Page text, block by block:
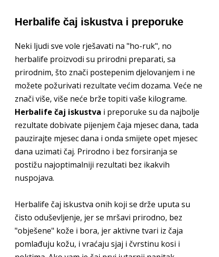
Herbalife čaj iskustva i preporuke
Neki ljudi sve vole rješavati na "ho-ruk", no
herbalife proizvodi su prirodni preparati, sa
prirodnim, što znači postepenim djelovanjem i ne
možete požurivati rezultate većim dozama. Veće ne
znači više, više neće brže topiti vaše kilograme.
Herbalife čaj iskustva i preporuke su da najbolje
rezultate dobivate pijenjem čaja mjesec dana, tada
pauzirajte mjesec dana i onda smijete opet mjesec
dana uzimati čaj. Prirodno i bez forsiranja se
postižu najoptimalniji rezultati bez ikakvih
nuspojava.
Herbalife čaj iskustva onih koji se drže uputa su
čisto oduševljenje, jer se mršavi prirodno, bez
"obješene" kože i bora, jer aktivne tvari iz čaja
pomlađuju kožu, i vraćaju sjaj i čvrstinu kosi i